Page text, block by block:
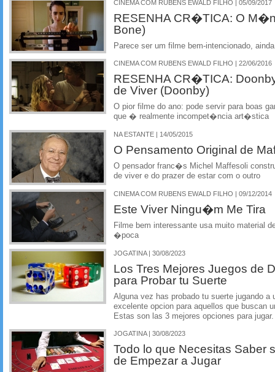
CINEMA COM RUBENS EWALD FILHO | 05/09/2017
RESENHA CR�TICA: O
Bone)
Parece ser um filme bem-intencionado,
CINEMA COM RUBENS EWALD FILHO | 22/06/2016
RESENHA CR�TICA:
de Viver (Doonby)
O pior filme do ano: pode servir para boas
que � realmente incompet�ncia art�stica
NA ESTANTE | 14/05/2015
O Pensamento Original de
O pensador franc�s Michel Maffesoli
de viver e do prazer de estar com o outro
CINEMA COM RUBENS EWALD FILHO | 09/12/2014
Este Viver Ningu�m Me Tira
Filme bem interessante usa muito material
�poca
JOGATINA | 30/08/2023
Los Tres Mejores Juegos de
para Probar tu Suerte
Alguna vez has probado tu suerte jugando a
excelente opcion para aquellos que buscan
Estas son las 3 mejores opciones para jugar.
JOGATINA | 30/08/2023
Todo lo que Necesitas Saber
de Empezar a Jugar